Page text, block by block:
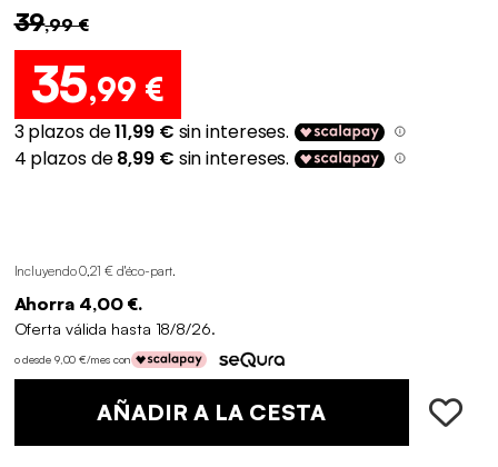
39,99 €
35,99 €
Incluyendo 0,21 € d'éco-part.
Ahorra 4,00 €.
Oferta válida hasta 18/8/26.
o desde 9,00 €/mes con
AÑADIR A LA CESTA